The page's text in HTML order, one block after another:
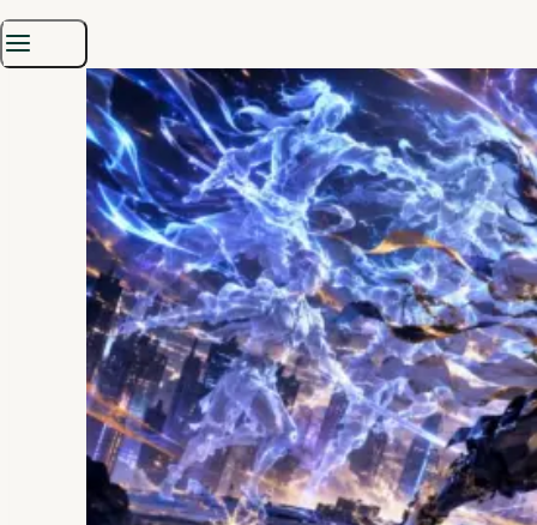
Feinfühligkeit eines abstürzenden Meteors besitzen.